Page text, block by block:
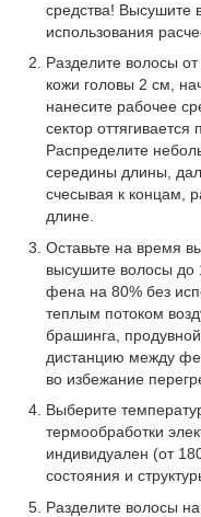
средства! Высушите
использования
Разделите волосы
кожи головы 2 см,
нанесите рабочее
сектор
Распределите
середины длины,
счесывая к концам,
длине.
Оставьте на время
высушите волосы до
фена на 80% без
теплым потоком
брашинга,
дистанцию между
во избежание
Выберите
термообработки
индивидуален (от
состояния и
Разделите волосы